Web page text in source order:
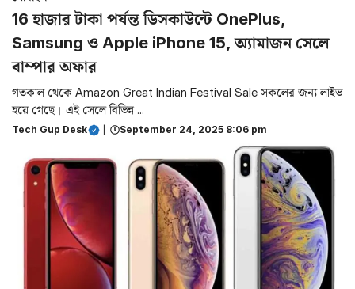
16 হাজার টাকা পর্যন্ত ডিসকাউন্টে OnePlus,
Samsung ও Apple iPhone 15, অ্যামাজন সেলে
বাম্পার অফার
গতকাল থেকে Amazon Great Indian Festival Sale সকলের জন্য লাইভ
হয়ে গেছে। এই সেলে বিভিন্ন ...
Tech Gup Desk September 24, 2025 8:06 pm